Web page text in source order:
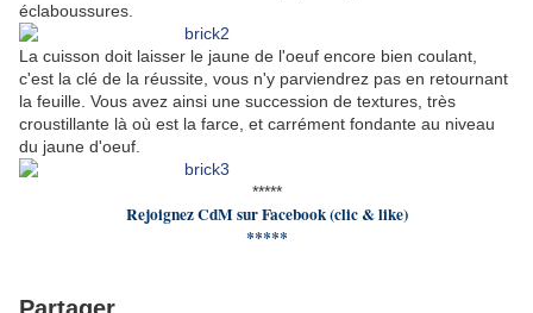
éclaboussures.
La cuisson doit laisser le jaune de l'oeuf encore bien coulant,
c'est la clé de la réussite, vous n'y parviendrez pas en retournant
la feuille. Vous avez ainsi une succession de textures, très
croustillante là où est la farce, et carrément fondante au niveau
du jaune d'oeuf.
*****
Rejoignez CdM sur Facebook (clic & like)
*****